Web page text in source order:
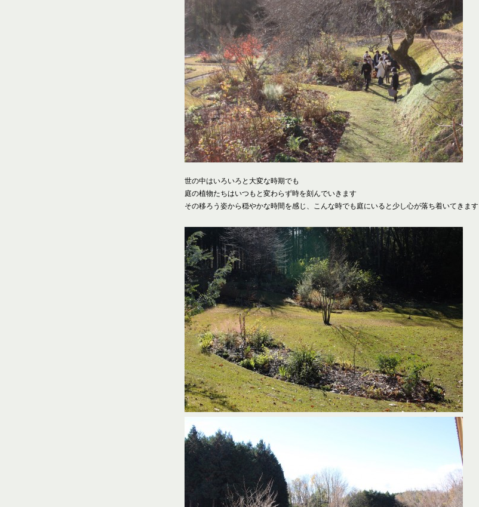
世の中はいろいろと大変な時期でも
庭の植物たちはいつもと変わらず時を刻んでいきます
その移ろう姿から穏やかな時間を感じ、こんな時でも庭にいると少し心が落ち着いてきます